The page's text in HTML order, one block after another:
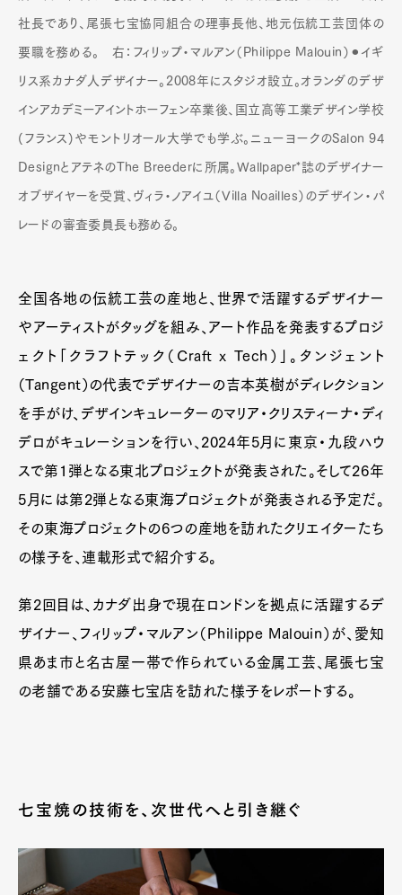
社長であり、尾張七宝協同組合の理事長他、地元伝統工芸団体の
要職を務める。 右：フィリップ・マルアン（Philippe Malouin）⚫︎イギ
リス系カナダ人デザイナー。2008年にスタジオ設立。オランダのデザ
インアカデミーアイントホーフェン卒業後、国立高等工業デザイン学校
(フランス)やモントリオール大学でも学ぶ。ニューヨークのSalon 94
DesignとアテネのThe Breederに所属。Wallpaper*誌のデザイナー
オブザイヤーを受賞、ヴィラ・ノアイユ（Villa Noailles）のデザイン・パ
レードの審査委員長も務める。
全国各地の伝統工芸の産地と、世界で活躍するデザイナー
やアーティストがタッグを組み、アート作品を発表するプロジ
ェクト「クラフトテック（Craft x Tech）」。タンジェント
（Tangent）の代表でデザイナーの吉本英樹がディレクション
を手がけ、デザインキュレーターのマリア・クリスティーナ・ディ
デロがキュレーションを行い、2024年5月に東京・九段ハウ
スで第1弾となる東北プロジェクトが発表された。そして26年
5月には第2弾となる東海プロジェクトが発表される予定だ。
その東海プロジェクトの6つの産地を訪れたクリエイターたち
の様子を、連載形式で紹介する。
第2回目は、カナダ出身で現在ロンドンを拠点に活躍するデ
ザイナー、フィリップ・マルアン（Philippe Malouin）が、愛知
県あま市と名古屋一帯で作られている金属工芸、尾張七宝
の老舗である安藤七宝店を訪れた様子をレポートする。
七宝焼の技術を、次世代へと引き継ぐ